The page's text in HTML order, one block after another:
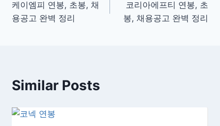
탐
케이엠피 연봉, 초봉, 채
용공고 완벽 정리
코리아에프티 연봉, 초
봉, 채용공고 완벽 정리
Similar Posts